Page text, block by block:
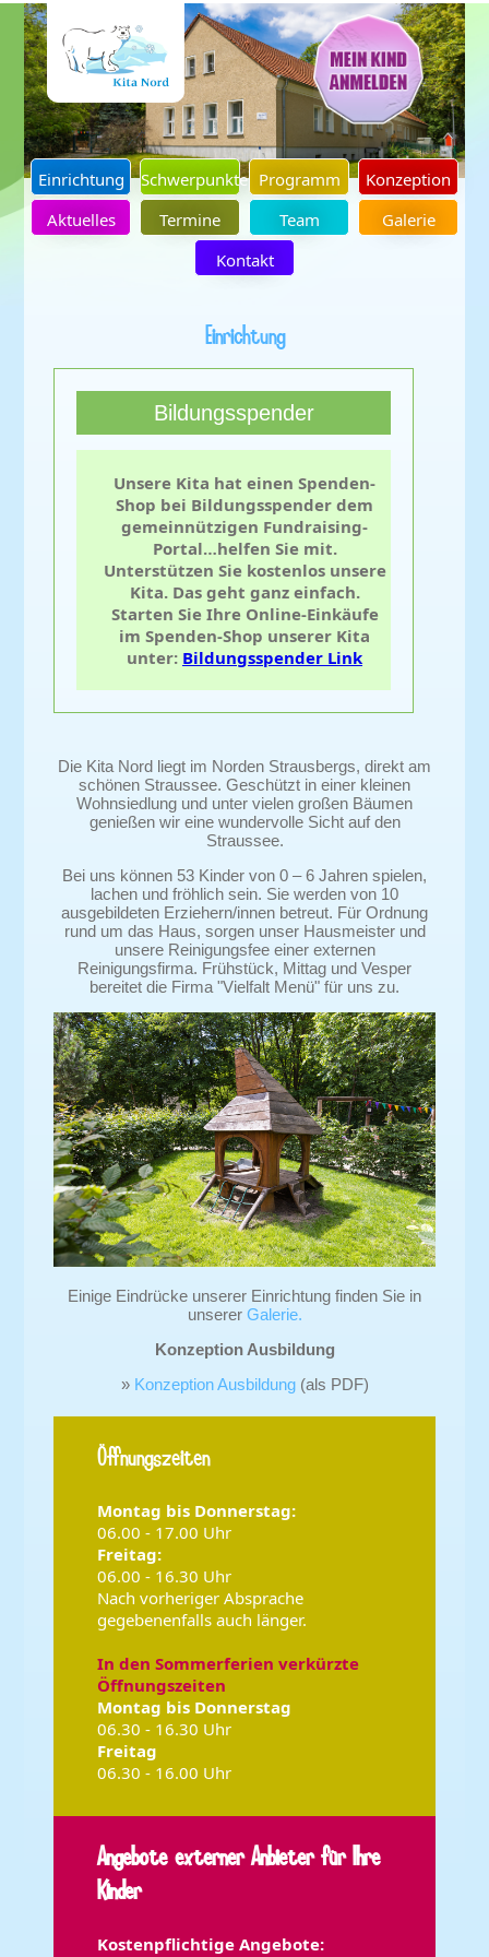
Einrichtung Schwerpunkte Programm
Konzeption
Aktuelles
Termine Team
Galerie
Kontakt
Einrichtung
Bildungsspender
Unsere Kita hat einen Spenden-
Shop bei Bildungsspender dem
gemeinnützigen Fundraising-
Portal…helfen Sie mit.
Unterstützen Sie kostenlos unsere
Kita. Das geht ganz einfach.
Starten Sie Ihre Online-Einkäufe
im Spenden-Shop unserer Kita
unter: Bildungsspender Link
Die Kita Nord liegt im Norden Strausbergs, direkt am
schönen Straussee. Geschützt in einer kleinen
Wohnsiedlung und unter vielen großen Bäumen
genießen wir eine wundervolle Sicht auf den
Straussee.
Bei uns können 53 Kinder von 0 – 6 Jahren spielen,
lachen und fröhlich sein. Sie werden von 10
ausgebildeten Erziehern/innen betreut. Für Ordnung
rund um das Haus, sorgen unser Hausmeister und
unsere Reinigungsfee einer externen
Reinigungsfirma. Frühstück, Mittag und Vesper
bereitet die Firma "Vielfalt Menü" für uns zu.
Einige Eindrücke unserer Einrichtung finden Sie in
unserer Galerie.
Konzeption Ausbildung
» Konzeption Ausbildung(als PDF)
Öffnungszeiten
Montag bis Donnerstag:
06.00 - 17.00 Uhr
Freitag:
06.00 - 16.30 Uhr
Nach vorheriger Absprache
gegebenenfalls auch länger.
In den Sommerferien verkürzte
Öffnungszeiten
Montag bis Donnerstag
06.30 - 16.30 Uhr
Freitag
06.30 - 16.00 Uhr
Angebote externer Anbieter für Ihre
Kinder
Kostenpflichtige Angebote: